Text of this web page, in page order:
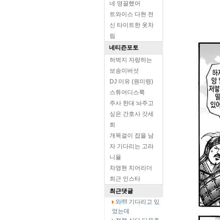
네 영끌했어
트와이스 다현 전
신 타이트한 옷차
림
네티즌포토
허벅지 자랑하는
보송이버섯
DJ 미유 (원미령)
스튜어디스룩
주사 한대 놔주고
싶은 간호사 갓세
희
개목걸이 잡을 남
자 기다리는 고라
니율
차영현 치어리더
최근 인스타
최근댓글
와!!!! 기다리고 있
었는데